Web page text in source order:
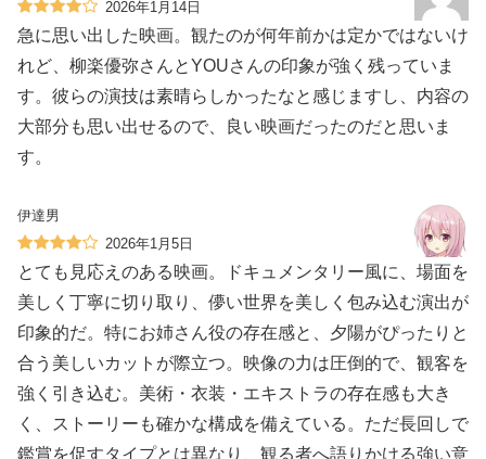
2026年1月14日
急に思い出した映画。観たのが何年前かは定かではないけ
れど、柳楽優弥さんとYOUさんの印象が強く残っていま
す。彼らの演技は素晴らしかったなと感じますし、内容の
大部分も思い出せるので、良い映画だったのだと思いま
す。
伊達男
2026年1月5日
とても見応えのある映画。ドキュメンタリー風に、場面を
美しく丁寧に切り取り、儚い世界を美しく包み込む演出が
印象的だ。特にお姉さん役の存在感と、夕陽がぴったりと
合う美しいカットが際立つ。映像の力は圧倒的で、観客を
強く引き込む。美術・衣装・エキストラの存在感も大き
く、ストーリーも確かな構成を備えている。ただ長回しで
鑑賞を促すタイプとは異なり、観る者へ語りかける強い意